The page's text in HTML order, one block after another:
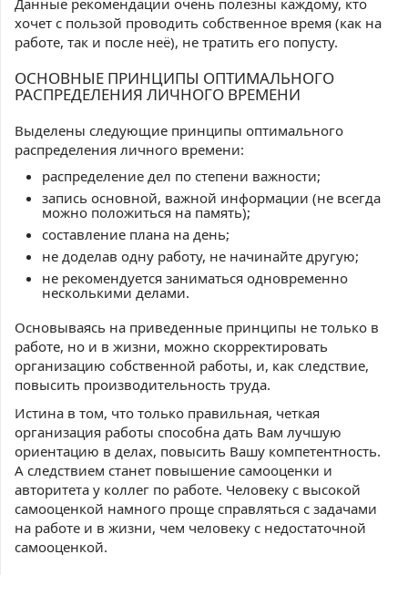
Данные рекомендации очень полезны каждому, кто
хочет с пользой проводить собственное время (как на
работе, так и после неё), не тратить его попусту.
ОСНОВНЫЕ ПРИНЦИПЫ ОПТИМАЛЬНОГО
РАСПРЕДЕЛЕНИЯ ЛИЧНОГО ВРЕМЕНИ
Выделены следующие принципы оптимального
распределения личного времени:
распределение дел по степени важности;
запись основной, важной информации (не всегда
можно положиться на память);
составление плана на день;
не доделав одну работу, не начинайте другую;
не рекомендуется заниматься одновременно
несколькими делами.
Основываясь на приведенные принципы не только в
работе, но и в жизни, можно скорректировать
организацию собственной работы, и, как следствие,
повысить производительность труда.
Истина в том, что только правильная, четкая
организация работы способна дать Вам лучшую
ориентацию в делах, повысить Вашу компетентность.
А следствием станет повышение самооценки и
авторитета у коллег по работе. Человеку с высокой
самооценкой намного проще справляться с задачами
на работе и в жизни, чем человеку с недостаточной
самооценкой.